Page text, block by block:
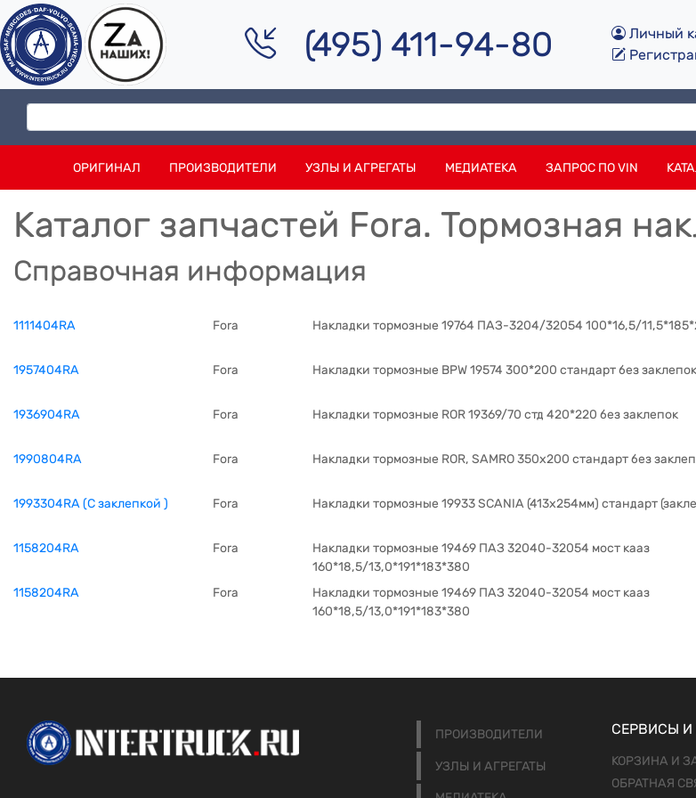
(495) 411-94-80
Личный
ОРИГИНАЛ ПРОИЗВОДИТЕЛИ УЗЛЫ И АГРЕГАТЫ МЕДИАТЕКА ЗАПРОС ПО VIN
Каталог запчастей Fora. Тормозная
Справочная информация
1111404RA Fora Накладки тормозные 19764 ПАЗ-3204/32054 100*16,5/
1957404RA
Fora Накладки тормозные BPW 19574 300*200 стандарт без заклепок
1936904RA
Fora Накладки тормозные ROR 19369/70 стд 420*220 без заклепок
1990804RA
Fora Накладки тормозные ROR, SAMRO 350x200 стандарт без
1993304RA (С заклепкой )
Fora Накладки тормозные 19933 SCANIA (413х254мм) стандарт
1158204RA
Fora
Накладки тормозные 19469 ПАЗ 32040-32054 мост кааз
160*18,5/13,0*191*183*380
1158204RA
Fora
Накладки тормозные 19469 ПАЗ 32040-32054 мост кааз
160*18,5/13,0*191*183*380
ПРОИЗВОДИТЕЛИ
УЗЛЫ И АГРЕГАТЫ
СЕРВИСЫ
КОРЗИНА И
ОБРАТНАЯ